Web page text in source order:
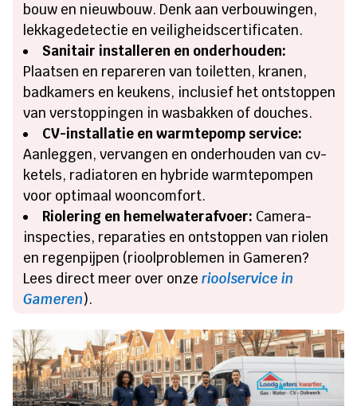
bouw en nieuwbouw. Denk aan verbouwingen,
lekkagedetectie en veiligheidscertificaten.
Sanitair installeren en onderhouden:
Plaatsen en repareren van toiletten, kranen,
badkamers en keukens, inclusief het ontstoppen
van verstoppingen in wasbakken of douches.
CV-installatie en warmtepomp service:
Aanleggen, vervangen en onderhouden van cv-
ketels, radiatoren en hybride warmtepompen
voor optimaal wooncomfort.
Riolering en hemelwaterafvoer: Camera-
inspecties, reparaties en ontstoppen van riolen
en regenpijpen (rioolproblemen in Gameren?
Lees direct meer over onzerioolservice in
Gameren).